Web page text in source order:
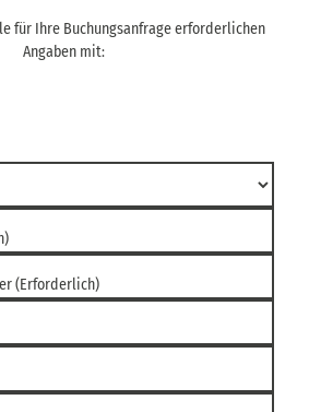
für Ihre Buchungsanfrage erforderlichen
Angaben mit:
(Erforderlich)